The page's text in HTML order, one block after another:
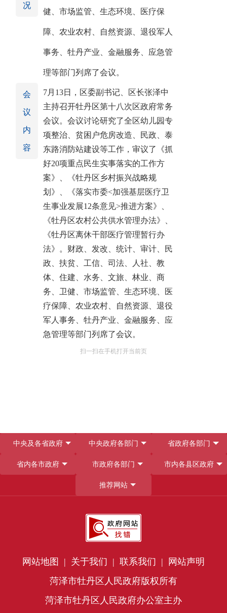
况
健、市场监管、生态环境、医疗保
障、农业农村、自然资源、退役军人
事务、牡丹产业、金融服务、应急管
理等部门列席了会议。
会
议
内
容
7月13日，区委副书记、区长张泽中
主持召开牡丹区第十八次区政府常务
会议。会议讨论研究了全区幼儿园专
项整治、贫困户危房改造、民政、泰
东路消防站建设等工作，审议了《抓
好20项重点民生实事落实的工作方
案》、《牡丹区乡村振兴战略规
划》、《落实市委<加强基层医疗卫
生事业发展12条意见>推进方案》、
《牡丹区农村公共供水管理办法》、
《牡丹区离休干部医疗管理暂行办
法》。财政、发改、统计、审计、民
政、扶贫、工信、司法、人社、教
体、住建、水务、文旅、林业、商
务、卫健、市场监管、生态环境、医
疗保障、农业农村、自然资源、退役
军人事务、牡丹产业、金融服务、应
急管理等部门列席了会议。
扫一扫在手机打开当前页
中央及各省政府 中央政府各部门 省政府各部门
省内各市政府 市政府各部门 市内各县区政府
推荐网站
网站地图 | 关于我们 | 联系我们 |
网站声明
菏泽市牡丹区人民政府版权所有
菏泽市牡丹区人民政府办公室主办